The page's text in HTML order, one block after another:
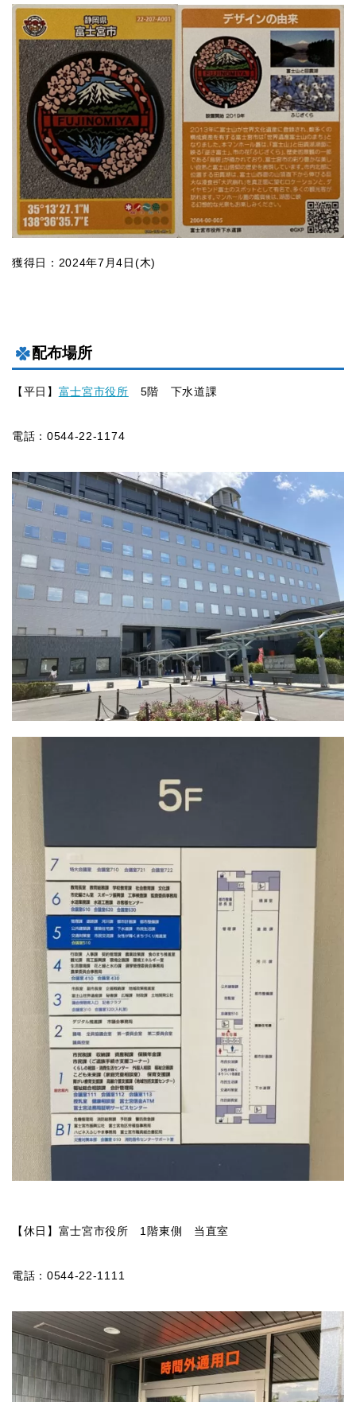
獲得日：2024年7月4日(木)
配布場所
【平日】 富士宮市役所 5階 下水道課
電話：0544-22-1174
【休日】富士宮市役所 1階東側 当直室
電話：0544-22-1111